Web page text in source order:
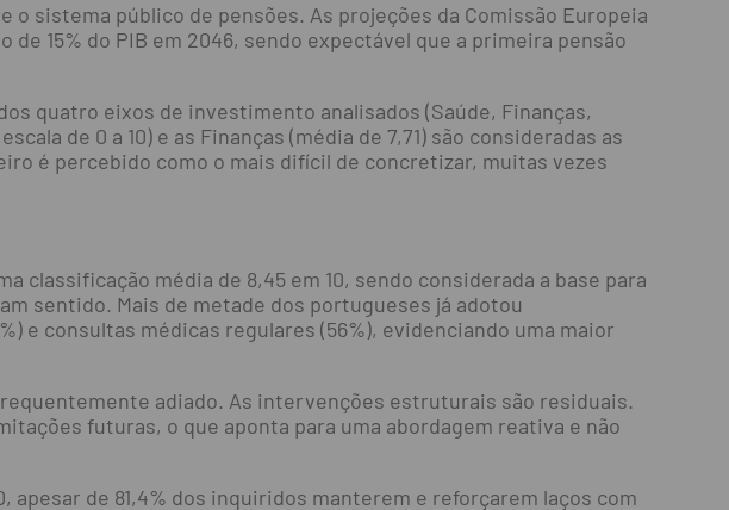
sistema público de pensões. As projeções da Comissão Europeia
15% do PIB em 2046, sendo expectável que a primeira pensão
quatro eixos de investimento analisados (Saúde, Finanças,
de 0 a 10) e as Finanças (média de 7,71) são consideradas as
é percebido como o mais difícil de concretizar, muitas vezes
classificação média de 8,45 em 10, sendo considerada a base para
sentido. Mais de metade dos portugueses já adotou
e consultas médicas regulares (56%), evidenciando uma maior
adiado. As intervenções estruturais são residuais.
futuras, o que aponta para uma abordagem reativa e não
apesar de 81,4% dos inquiridos manterem e reforçarem laços com